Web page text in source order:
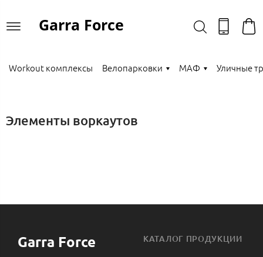
Garra Force
Workout комплексы Велопарковки МАФ Уличные
Элементы воркаутов
Garra Force КАТАЛОГ ПРОДУКЦИИ